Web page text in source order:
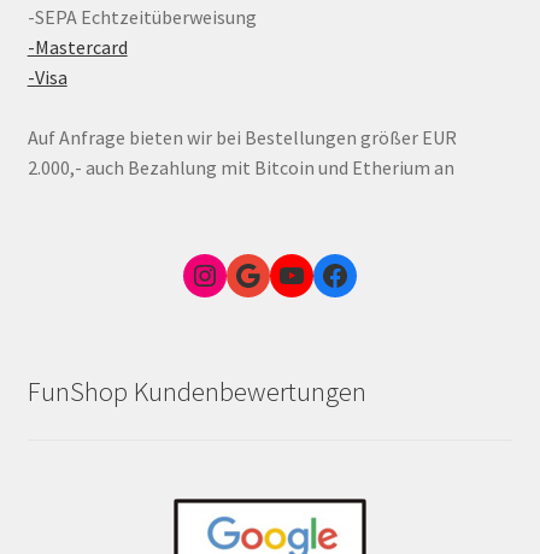
-SEPA Echtzeitüberweisung
-Mastercard
-Visa
Auf Anfrage bieten wir bei Bestellungen größer EUR
2.000,- auch Bezahlung mit Bitcoin und Etherium an
Instagram
Google Link zum FunShop WienYouTubeFacebook
FunShop Kundenbewertungen